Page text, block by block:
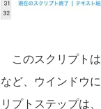
このスクリプト
など、ウインドウ
リプトステップは